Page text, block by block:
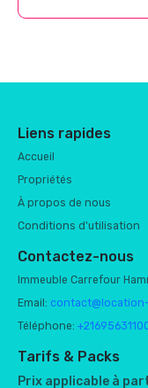
Liens rapides
Accueil
Propriétés
À propos de nous
Conditions d'utilisation
Contactez-nous
Immeuble Carrefour
Email:
Téléphone:
Tarifs & Packs
Prix applicable à